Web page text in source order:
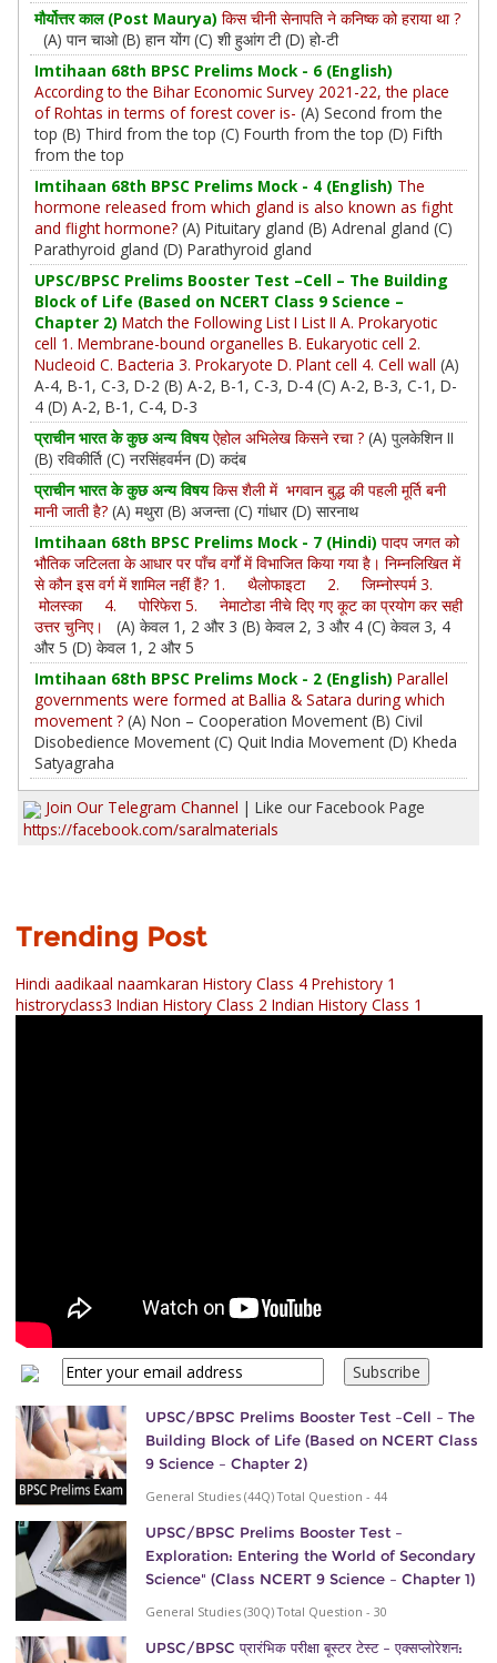
मौर्योत्तर काल (Post Maurya) किस चीनी सेनापति ने कनिष्क को हराया था ?
(A) पान चाओ (B) हान योंग (C) शी हुआंग टी (D) हो-टी
Imtihaan 68th BPSC Prelims Mock - 6 (English)
According to the Bihar Economic Survey 2021-22, the place
of Rohtas in terms of forest cover is- (A) Second from the
top (B) Third from the top (C) Fourth from the top (D) Fifth
from the top
Imtihaan 68th BPSC Prelims Mock - 4 (English) The
hormone released from which gland is also known as fight
and flight hormone? (A) Pituitary gland (B) Adrenal gland (C)
Parathyroid gland (D) Parathyroid gland
UPSC/BPSC Prelims Booster Test –Cell – The Building
Block of Life (Based on NCERT Class 9 Science –
Chapter 2) Match the Following List I List II A. Prokaryotic
cell 1. Membrane-bound organelles B. Eukaryotic cell 2.
Nucleoid C. Bacteria 3. Prokaryote D. Plant cell 4. Cell wall (A)
A-4, B-1, C-3, D-2 (B) A-2, B-1, C-3, D-4 (C) A-2, B-3, C-1, D-
4 (D) A-2, B-1, C-4, D-3
प्राचीन भारत के कुछ अन्य विषय ऐहोल अभिलेख किसने रचा ? (A) पुलकेशिन II
(B) रविकीर्ति (C) नरसिंहवर्मन (D) कदंब
प्राचीन भारत के कुछ अन्य विषय किस शैली में भगवान बुद्ध की पहली मूर्ति बनी
मानी जाती है? (A) मथुरा (B) अजन्ता (C) गांधार (D) सारनाथ
Imtihaan 68th BPSC Prelims Mock - 7 (Hindi) पादप जगत को
भौतिक जटिलता के आधार पर पाँच वर्गों में विभाजित किया गया है। निम्नलिखित में
से कौन इस वर्ग में शामिल नहीं हैं? 1. थैलोफाइटा 2. जिम्नोस्पर्म 3.
मोलस्का 4. पोरिफेरा 5. नेमाटोडा नीचे दिए गए कूट का प्रयोग कर सही
उत्तर चुनिए। (A) केवल 1, 2 और 3 (B) केवल 2, 3 और 4 (C) केवल 3, 4
और 5 (D) केवल 1, 2 और 5
Imtihaan 68th BPSC Prelims Mock - 2 (English) Parallel
governments were formed at Ballia & Satara during which
movement ? (A) Non – Cooperation Movement (B) Civil
Disobedience Movement (C) Quit India Movement (D) Kheda
Satyagraha
Join Our Telegram Channel | Like our Facebook Page
https://facebook.com/saralmaterials
Trending Post
Hindi aadikaal naamkaran History Class 4 Prehistory 1
histroryclass3 Indian History Class 2 Indian History Class 1
UPSC/BPSC Prelims Booster Test –Cell – The
Building Block of Life (Based on NCERT Class
9 Science – Chapter 2)
General Studies (44Q) Total Question - 44
UPSC/BPSC Prelims Booster Test –
Exploration: Entering the World of Secondary
Science" (Class NCERT 9 Science – Chapter 1)
General Studies (30Q) Total Question - 30
UPSC/BPSC प्रारंभिक परीक्षा बूस्टर टेस्ट – एक्सप्लोरेशन: